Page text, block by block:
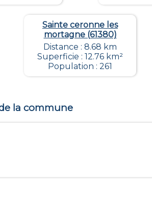
Sainte ceronne les
mortagne (61380)
Distance : 8.68 km
Superficie : 12.76 km²
Population : 261
la commune